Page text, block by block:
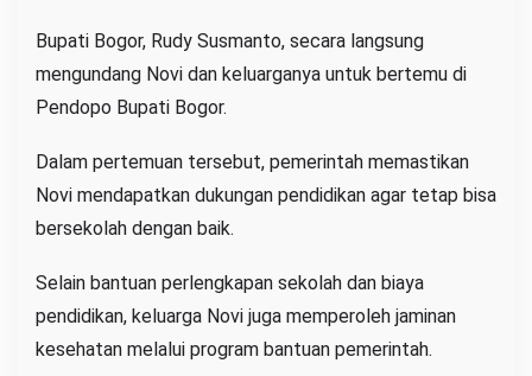
Bupati Bogor, Rudy Susmanto, secara langsung
mengundang Novi dan keluarganya untuk bertemu di
Pendopo Bupati Bogor.
Dalam pertemuan tersebut, pemerintah memastikan
Novi mendapatkan dukungan pendidikan agar tetap bisa
bersekolah dengan baik.
Selain bantuan perlengkapan sekolah dan biaya
pendidikan, keluarga Novi juga memperoleh jaminan
kesehatan melalui program bantuan pemerintah.